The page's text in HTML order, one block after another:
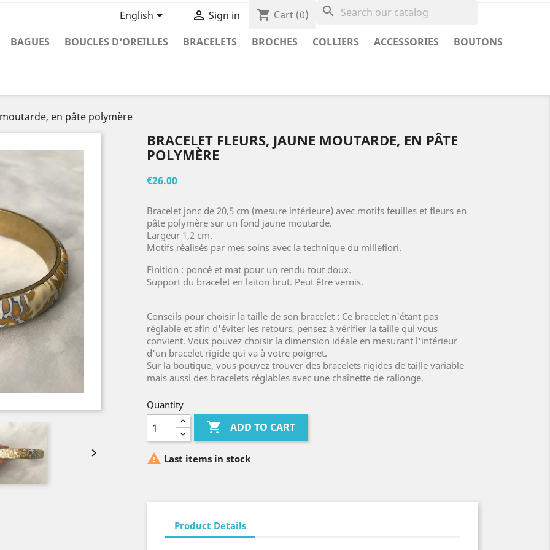
English  Sign in shopping_cart Cart (0) search
BAGUES BOUCLES D'OREILLES BRACELETS BROCHES COLLIERS ACCESSORIES BOUTONS
en pâte polymère

BRACELET FLEURS, JAUNE MOUTARDE, EN PÂTE
POLYMÈRE
€26.00
Bracelet jonc de 20,5 cm (mesure intérieure) avec motifs feuilles et fleurs en
pâte polymère sur un fond jaune moutarde.
Largeur 1,2 cm.
Motifs réalisés par mes soins avec la technique du millefiori.
Finition : poncé et mat pour un rendu tout doux.
Support du bracelet en laiton brut. Peut être vernis.
Conseils pour choisir la taille de son bracelet : Ce bracelet n'étant pas
réglable et afin d'éviter les retours, pensez à vérifier la taille qui vous
convient. Vous pouvez choisir la dimension idéale en mesurant l'intérieur
d'un bracelet rigide qui va à votre poignet.
Sur la boutique, vous pouvez trouver des bracelets rigides de taille variable
mais aussi des bracelets réglables avec une chaînette de rallonge.
Quantity
 ADD TO CART
 Last items in stock
Product Details